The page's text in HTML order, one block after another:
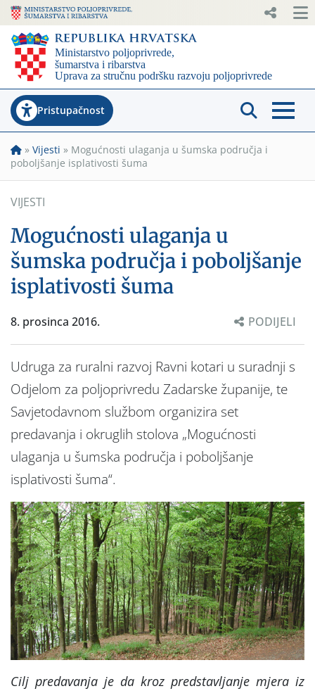
Pristupačnost
» Vijesti » Mogućnosti ulaganja u šumska područja i
poboljšanje isplativosti šuma
VIJESTI
Mogućnosti ulaganja u
šumska područja i poboljšanje
isplativosti šuma
8. prosinca 2016. PODIJELI
Udruga za ruralni razvoj Ravni kotari u suradnji s
Odjelom za poljoprivredu Zadarske županije, te
Savjetodavnom službom organizira set
predavanja i okruglih stolova „Mogućnosti
ulaganja u šumska područja i poboljšanje
isplativosti šuma“.
Cilj predavanja je da kroz predstavljanje mjera iz